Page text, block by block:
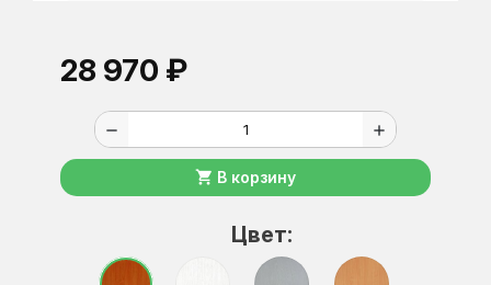
28 970 ₽
remove add
shopping_cart В корзину
Цвет: